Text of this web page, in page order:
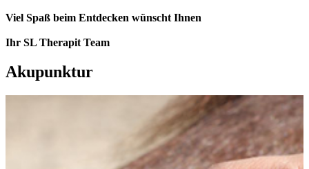
Viel Spaß beim Entdecken wünscht Ihnen
Ihr SL Therapit Team
Akupunktur